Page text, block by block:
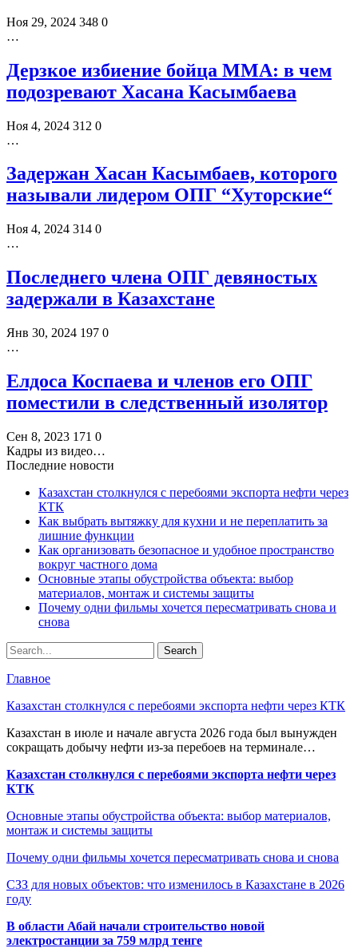
Ноя 29, 2024 348 0
…
Дерзкое избиение бойца ММА: в чем
подозревают Хасана Касымбаева
Ноя 4, 2024 312 0
…
Задержан Хасан Касымбаев, которого
называли лидером ОПГ “Хуторские“
Ноя 4, 2024 314 0
…
Последнего члена ОПГ девяностых
задержали в Казахстане
Янв 30, 2024 197 0
…
Елдоса Коспаева и членов его ОПГ
поместили в следственный изолятор
Сен 8, 2023 171 0
Кадры из видео…
Последние новости
Казахстан столкнулся с перебоями экспорта нефти через
КТК
Как выбрать вытяжку для кухни и не переплатить за
лишние функции
Как организовать безопасное и удобное пространство
вокруг частного дома
Основные этапы обустройства объекта: выбор
материалов, монтаж и системы защиты
Почему одни фильмы хочется пересматривать снова и
снова
Главное
Казахстан столкнулся с перебоями экспорта нефти через КТК
Казахстан в июле и начале августа 2026 года был вынужден
сокращать добычу нефти из-за перебоев на терминале…
Казахстан столкнулся с перебоями экспорта нефти через
КТК
Основные этапы обустройства объекта: выбор материалов,
монтаж и системы защиты
Почему одни фильмы хочется пересматривать снова и снова
СЗЗ для новых объектов: что изменилось в Казахстане в 2026
году
В области Абай начали строительство новой
электростанции за 759 млрд тенге